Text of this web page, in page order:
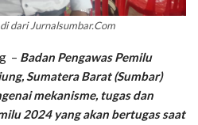
dari Jurnalsumbar.Com
– Badan Pengawas Pemilu
Sumatera Barat (Sumbar)
mekanisme, tugas dan
2024 yang akan bertugas saat